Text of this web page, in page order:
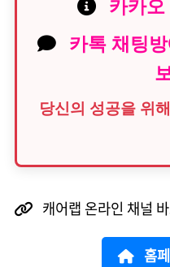
카카오
카톡 채팅
당신의 성공을 위
캐어랩 온라인 채널
홈